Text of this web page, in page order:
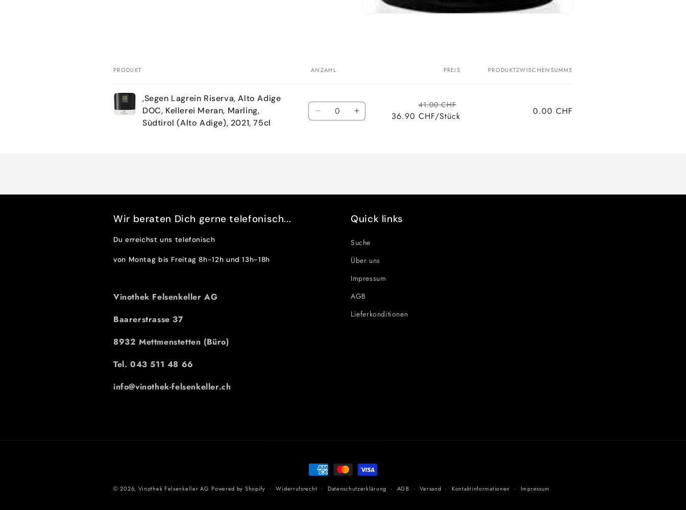
Dein
Warenkorb
PRODUKT ANZAHL PREIS PRODUKTZWISCHENSUMME
,Segen Lagrein Riserva, Alto Adige
DOC, Kellerei Meran, Marling,
Südtirol (Alto Adige), 2021, 75cl
Anzahl
VerringereErhöhe
Normaler
41.00 CHF
Verkaufspreis
36.90 CHF/Stück 0.00 CHF
Wir beraten Dich gerne telefonisch...
Du erreichst uns telefonisch
von Montag bis Freitag 8h-12h und 13h-18h
Vinothek Felsenkeller AG
Baarerstrasse 37
8932 Mettmenstetten (Büro)
Tel. 043 511 48 66
info@vinothek-felsenkeller.ch
Quick links
Suche
Über uns
Impressum
AGB
Lieferkonditionen
Zahlungsmethoden
© 2026, Vinothek Felsenkeller AG Powered by Shopify Widerrufsrecht Datenschutzerklärung AGB Versand Kontaktinformationen Impressum